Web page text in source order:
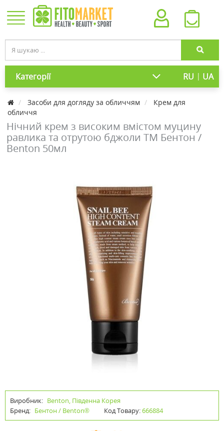
Категорії RU | UA
Засоби для догляду за обличчям
Крем для
обличчя
Нічний крем з високим вмістом муцину
равлика та отрутою бджоли ТМ Бентон /
Benton 50мл
Виробник: Benton, Південна Корея
Бренд: Бентон / Benton® Код Товару:666884